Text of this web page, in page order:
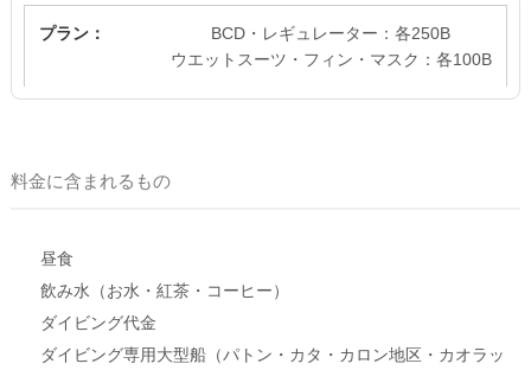
BCD・レギュレーター：各250B
ウエットスーツ・フィン・マスク：各100B
料金に含まれるもの
昼食
飲み水（お水・紅茶・コーヒー）
ダイビング代金
ダイビング専用大型船（パトン・カタ・カロン地区・カオラッ